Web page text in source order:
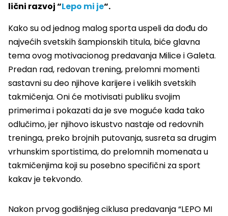
lični razvoj “Lepo mi je“.
Kako su od jednog malog sporta uspeli da dođu do
najvećih svetskih šampionskih titula, biće glavna
tema ovog motivacionog predavanja Milice i Galeta.
Predan rad, redovan trening, prelomni momenti
sastavni su deo njihove karijere i velikih svetskih
takmičenja. Oni će motivisati publiku svojim
primerima i pokazati da je sve moguće kada tako
odlučimo, jer njihovo iskustvo nastaje od redovnih
treninga, preko brojnih putovanja, susreta sa drugim
vrhunskim sportistima, do prelomnih momenata u
takmičenjima koji su posebno specifični za sport
kakav je tekvondo.
Nakon prvog godišnjeg ciklusa predavanja “LEPO MI